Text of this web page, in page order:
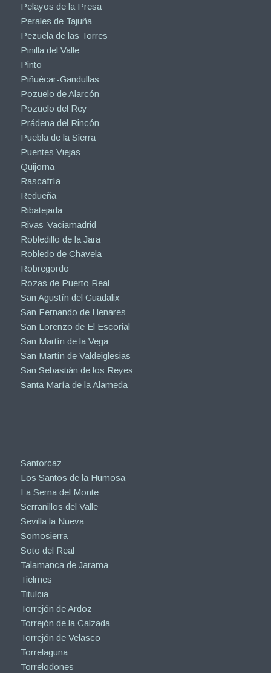
Pelayos de la Presa
Perales de Tajuña
Pezuela de las Torres
Pinilla del Valle
Pinto
Piñuécar-Gandullas
Pozuelo de Alarcón
Pozuelo del Rey
Prádena del Rincón
Puebla de la Sierra
Puentes Viejas
Quijorna
Rascafría
Redueña
Ribatejada
Rivas-Vaciamadrid
Robledillo de la Jara
Robledo de Chavela
Robregordo
Rozas de Puerto Real
San Agustín del Guadalix
San Fernando de Henares
San Lorenzo de El Escorial
San Martín de la Vega
San Martín de Valdeiglesias
San Sebastián de los Reyes
Santa María de la Alameda
Santorcaz
Los Santos de la Humosa
La Serna del Monte
Serranillos del Valle
Sevilla la Nueva
Somosierra
Soto del Real
Talamanca de Jarama
Tielmes
Titulcia
Torrejón de Ardoz
Torrejón de la Calzada
Torrejón de Velasco
Torrelaguna
Torrelodones